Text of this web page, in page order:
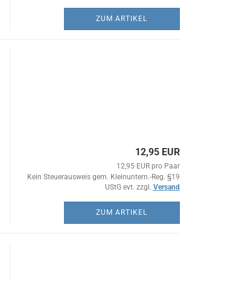
ZUM ARTIKEL
12,95 EUR
12,95 EUR pro Paar
Kein Steuerausweis gem. Kleinuntern.-Reg. §19
UStG evt. zzgl. Versand
ZUM ARTIKEL